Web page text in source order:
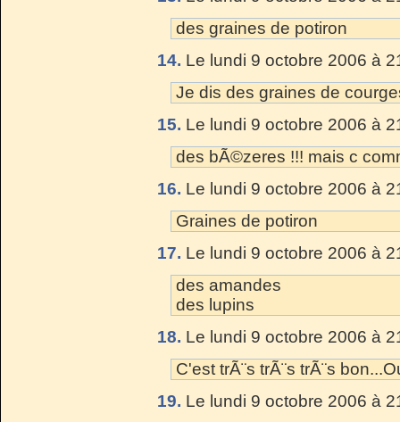
des graines de potiron
14. Le lundi 9 octobre 2006 à
Je dis des graines de
15. Le lundi 9 octobre 2006 à
des bÃ©zeres !!! mais c
16. Le lundi 9 octobre 2006 à
Graines de potiron
17. Le lundi 9 octobre 2006 à
des amandes
des lupins
18. Le lundi 9 octobre 2006 à
C'est trÃ¨s trÃ¨s trÃ¨s
19. Le lundi 9 octobre 2006 à